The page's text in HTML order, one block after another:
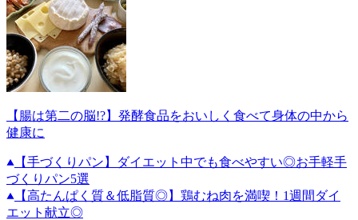
【腸は第二の脳!?】発酵食品をおいしく食べて身体の中から
健康に
【手づくりパン】ダイエット中でも食べやすい◎お手軽手
づくりパン5選
【高たんぱく質＆低脂質◎】鶏むね肉を満喫！1週間ダイ
エット献立◎